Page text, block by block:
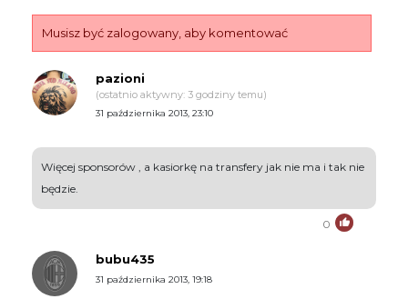
Musisz być zalogowany, aby komentować
pazioni
(ostatnio aktywny: 3 godziny temu)
31 października 2013, 23:10
Więcej sponsorów , a kasiorkę na transfery jak nie ma i tak nie
będzie.
0
bubu435
31 października 2013, 19:18